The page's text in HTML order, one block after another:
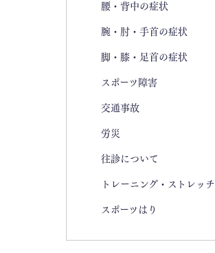
腰・背中の症状
腕・肘・手首の症状
脚・膝・足首の症状
スポーツ障害
交通事故
労災
往診について
トレーニング・ストレッチ
スポーツはり